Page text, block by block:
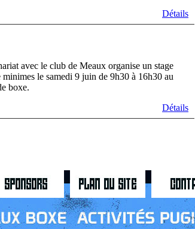
Détails
avec le club de Meaux organise un stage
le samedi 9 juin de 9h30 à 16h30 au
boxe.
Détails